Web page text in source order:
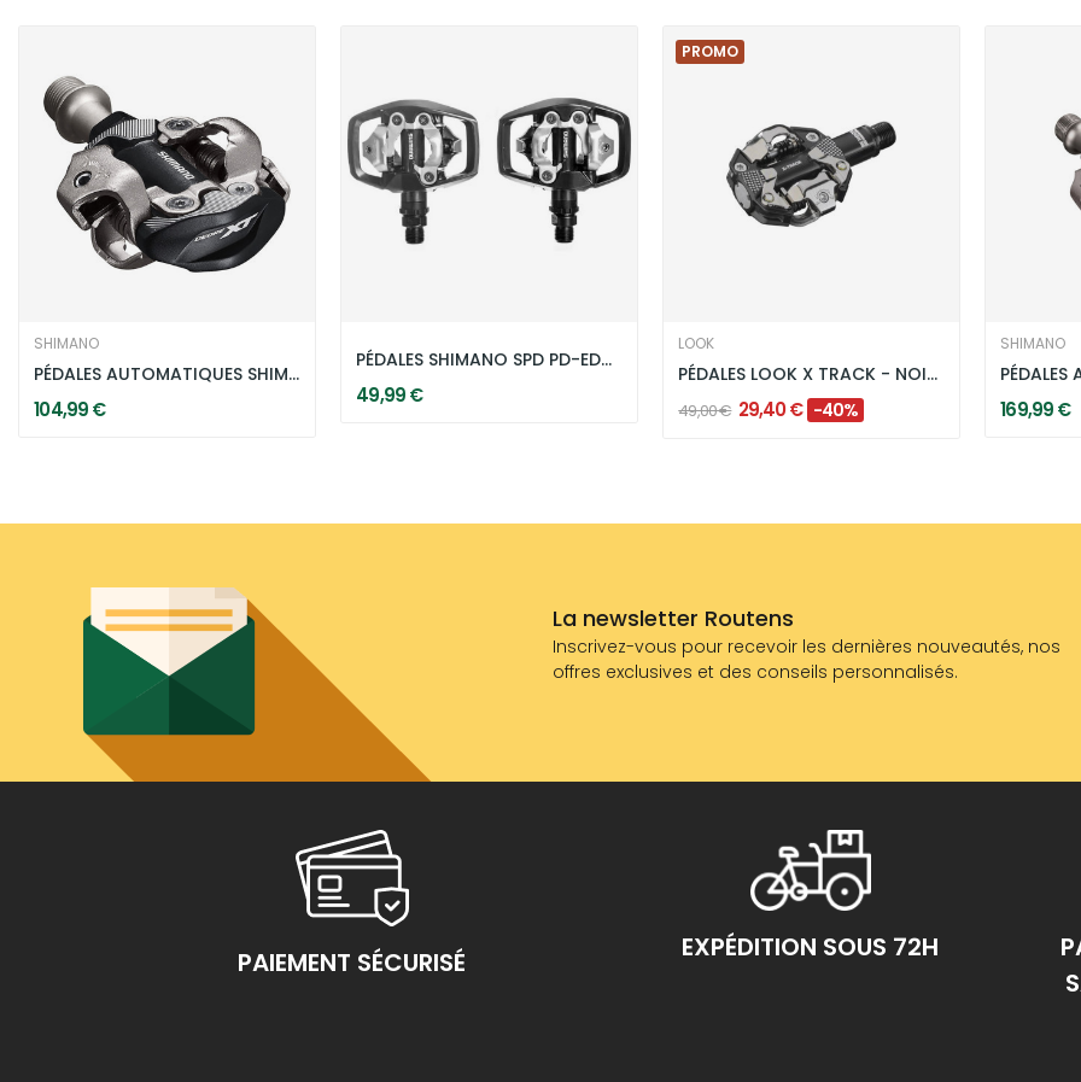
SHIMANO
PÉDALES AUTOMATIQUES SHIMANO PD-M8100 DEORE XT
104,99 €
PÉDALES SHIMANO SPD PD-ED500 - NOIRES
49,99 €
PROMO
LOOK
PÉDALES LOOK X TRACK - NOIRES
49,00 € 29,40 € -40%
SHIMANO
169,99 €
La newsletter Routens
Inscrivez-vous pour recevoir les dernières nouveautés, nos
offres exclusives et des conseils personnalisés.
PAIEMENT SÉCURISÉ EXPÉDITION SOUS 72H